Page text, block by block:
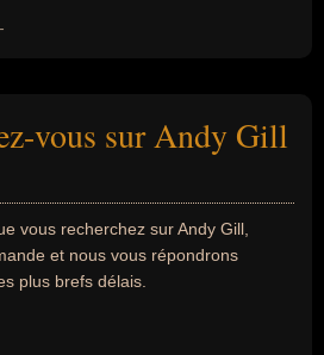
vous sur Andy Gill
vous recherchez sur Andy Gill,
et nous vous répondrons
plus brefs délais.